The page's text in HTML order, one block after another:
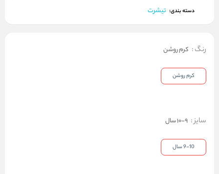
دسته بندی: تیشرت
رنگ: کرم روشن
کرم روشن
سایز: 9-10 سال
9-10 سال